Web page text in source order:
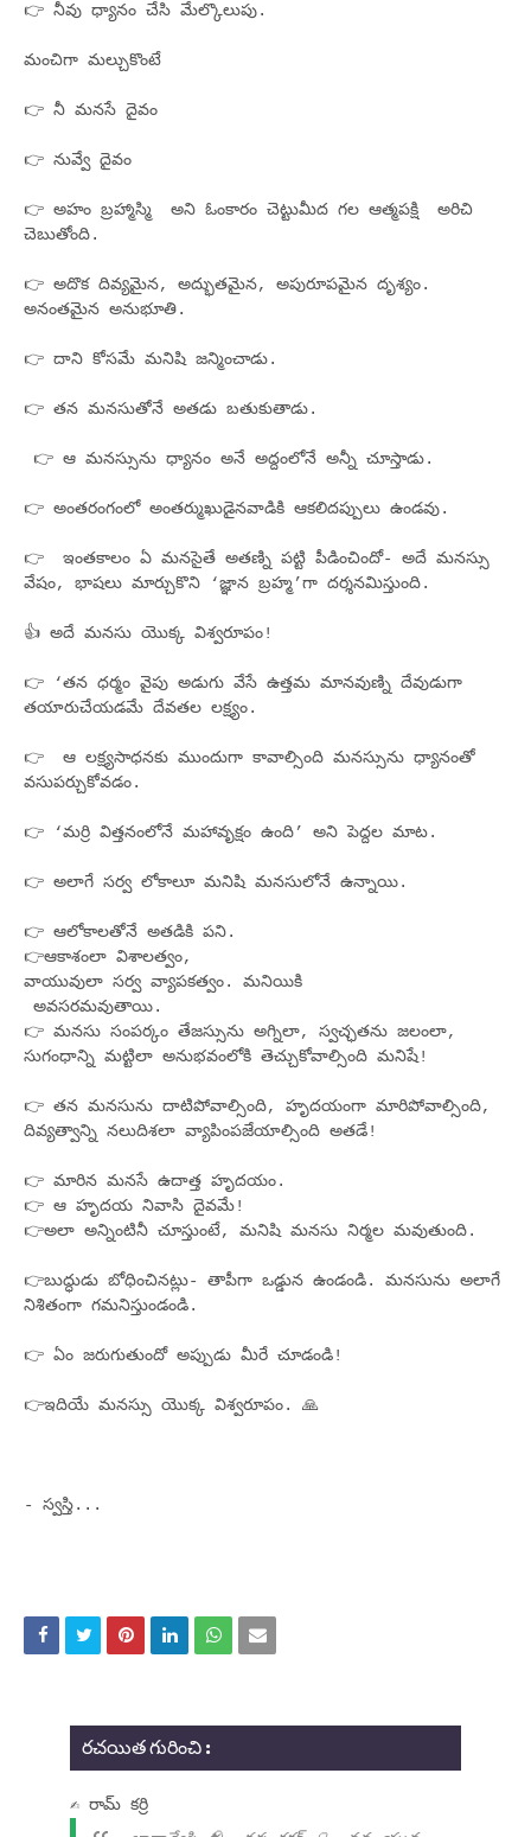
👉 నీవు ధ్యానం చేసి మేల్కొలుపు.
మంచిగా మల్చుకొంటే
👉 నీ మనసే దైవం
👉 నువ్వే దైవం
👉 అహం బ్రహ్మాస్మి అని ఓంకారం చెట్టుమీద గల ఆత్మపక్షి అరిచి
చెబుతోంది.
👉 అదొక దివ్యమైన, అద్భుతమైన, అపురూపమైన దృశ్యం.
అనంతమైన అనుభూతి.
👉 దాని కోసమే మనిషి జన్మించాడు.
👉 తన మనసుతోనే అతడు బతుకుతాడు.
👉 ఆ మనస్సును ధ్యానం అనే అద్దంలోనే అన్నీ చూస్తాడు.
👉 అంతరంగంలో అంతర్ముఖుడైనవాడికి ఆకలిదప్పులు ఉండవు.
👉 ఇంతకాలం ఏ మనసైతే అతణ్ని పట్టి పీడించిందో- అదే మనస్సు
వేషం, భాషలు మార్చుకొని ‘జ్ఞాన బ్రహ్మ’గా దర్శనమిస్తుంది.
👍 అదే మనసు యెుక్క విశ్వరూపం!
👉 ‘తన ధర్మం వైపు అడుగు వేసే ఉత్తమ మానవుణ్ని దేవుడుగా
తయారుచేయడమే దేవతల లక్ష్యం.
👉 ఆ లక్ష్యసాధనకు ముందుగా కావాల్సింది మనస్సును ధ్యానంతో
వసుపర్చుకోవడం.
👉 ‘మర్రి విత్తనంలోనే మహావృక్షం ఉంది’ అని పెద్దల మాట.
👉 అలాగే సర్వ లోకాలూ మనిషి మనసులోనే ఉన్నాయి.
👉 ఆలోకాలతోనే అతడికి పని.
👉ఆకాశంలా విశాలత్వం,
వాయువులా సర్వ వ్యాపకత్వం. మనియికి
అవసరమవుతాయి.
👉 మనసు సంపర్కం తేజస్సును అగ్నిలా, స్వచ్ఛతను జలంలా,
సుగంధాన్ని మట్టిలా అనుభవంలోకి తెచ్చుకోవాల్సింది మనిషే!
👉 తన మనసును దాటిపోవాల్సింది, హృదయంగా మారిపోవాల్సింది,
దివ్యత్వాన్ని నలుదిశలా వ్యాపింపజేయాల్సింది అతడే!
👉 మారిన మనసే ఉదాత్త హృదయం.
👉 ఆ హృదయ నివాసి దైవమే!
👉అలా అన్నింటినీ చూస్తుంటే, మనిషి మనసు నిర్మల మవుతుంది.
👉బుద్ధుడు బోధించినట్లు- తాపీగా ఒడ్డున ఉండండి. మనసును అలాగే
నిశితంగా గమనిస్తుండండి.
👉 ఏం జరుగుతుందో అప్పుడు మీరే చూడండి!
👉ఇదియే మనస్సు యెుక్క విశ్వరూపం. 🙏
- స్వస్తి...
రచయిత గురించి :
✍ రామ్ కర్రి